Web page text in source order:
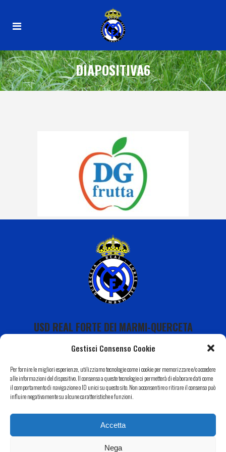
Gestisci Consenso Cookie
Per fornire le migliori esperienze, utilizziamo tecnologie come i cookie per memorizzare e/o accedere
alle informazioni del dispositivo. Il consenso a queste tecnologie ci permetterà di elaborare dati come
il comportamento di navigazione o ID unici su questo sito. Non acconsentire o ritirare il consenso può
influire negativamente su alcune caratteristiche e funzioni.
Accetta
Nega
DIAPOSITIVA6
USD REAL FORTE DEI MARMI-QUERCETA
Calendario
Il Nostro Territorio